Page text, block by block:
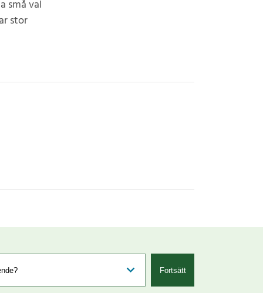
små val
stor
Fortsätt